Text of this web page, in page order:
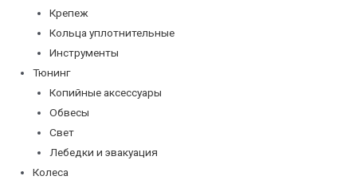
Крепеж
Кольца уплотнительные
Инструменты
Тюнинг
Копийные аксессуары
Обвесы
Свет
Лебедки и эвакуация
Колеса